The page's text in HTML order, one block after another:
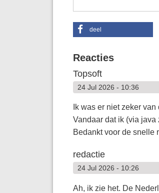
deel
Reacties
Topsoft
24 Jul 2026 - 10:36
Ik was er niet zeker
Vandaar dat ik (via
Bedankt voor de snelle
redactie
24 Jul 2026 - 10:26
Ah, ik zie het. De